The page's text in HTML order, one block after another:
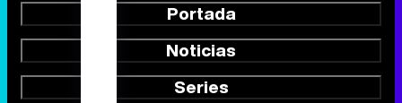
Portada
Noticias
Series